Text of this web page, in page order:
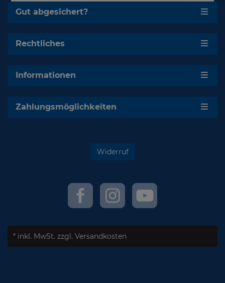
Gut abgesichert?
Rechtliches
Informationen
Zahlungsmöglichkeiten
Widerruf
* inkl. MwSt. zzgl. Versandkosten